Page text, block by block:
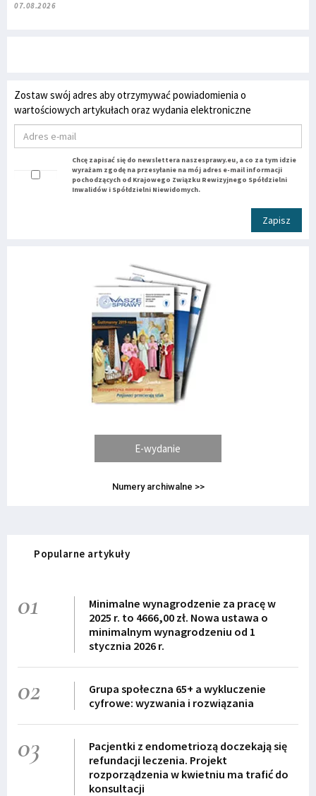
07.08.2026
Zostaw swój adres aby otrzymywać powiadomienia o
wartościowych artykułach oraz wydania elektroniczne
Chcę zapisać się do newslettera naszesprawy.eu, a co za tym idzie
wyrażam zgodę na przesyłanie na mój adres e-mail informacji
pochodzących od Krajowego Związku Rewizyjnego Spółdzielni
Inwalidów i Spółdzielni Niewidomych.
Zapisz
E-wydanie
Numery archiwalne >>
Popularne artykuły
01
Minimalne wynagrodzenie za pracę w
2025 r. to 4666,00 zł. Nowa ustawa o
minimalnym wynagrodzeniu od 1
stycznia 2026 r.
02
Grupa społeczna 65+ a wykluczenie
cyfrowe: wyzwania i rozwiązania
03
Pacjentki z endometriozą doczekają się
refundacji leczenia. Projekt
rozporządzenia w kwietniu ma trafić do
konsultacji